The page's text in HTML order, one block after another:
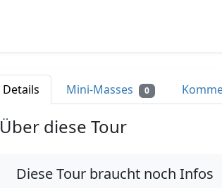
Details Mini-Masses 0
Über diese Tour
Diese Tour braucht noch Infos